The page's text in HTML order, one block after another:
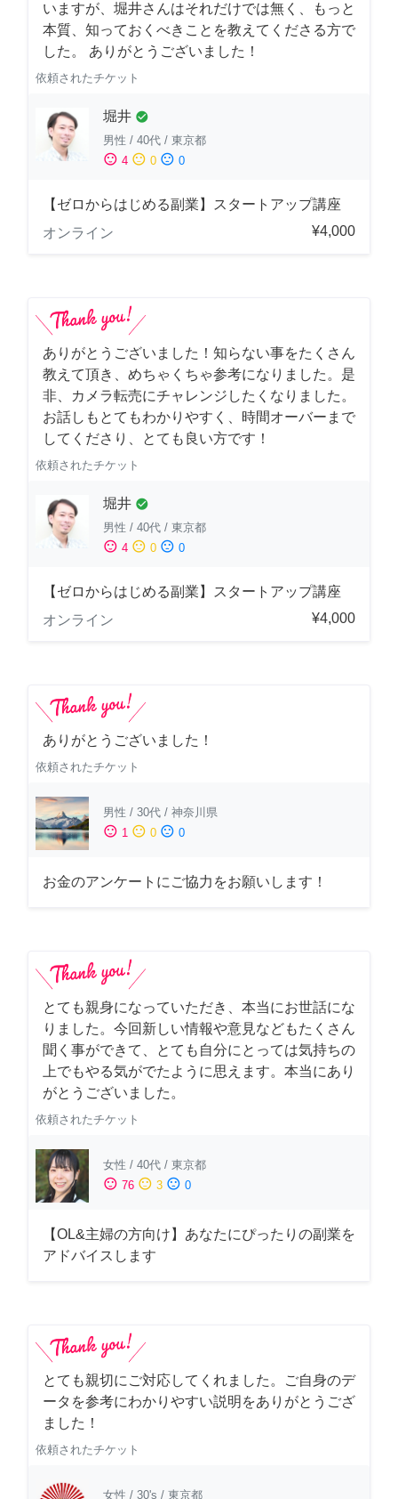
いますが、堀井さんはそれだけでは無く、もっと
本質、知っておくべきことを教えてくださる方で
した。 ありがとうございました！
依頼されたチケット
堀井 check_circle
男性 / 40代 / 東京都
sentiment_satisfied 4 sentiment_neutral 0 sentiment_dissatisfied 0
【ゼロからはじめる副業】スタートアップ講座
オンライン
¥4,000
ありがとうございました！知らない事をたくさん
教えて頂き、めちゃくちゃ参考になりました。是
非、カメラ転売にチャレンジしたくなりました。
お話しもとてもわかりやすく、時間オーバーまで
してくださり、とても良い方です！
依頼されたチケット
堀井 check_circle
男性 / 40代 / 東京都
sentiment_satisfied 4 sentiment_neutral 0 sentiment_dissatisfied 0
【ゼロからはじめる副業】スタートアップ講座
オンライン
¥4,000
ありがとうございました！
依頼されたチケット
男性 / 30代 / 神奈川県
sentiment_satisfied 1 sentiment_neutral 0 sentiment_dissatisfied 0
お金のアンケートにご協力をお願いします！
とても親身になっていただき、本当にお世話にな
りました。今回新しい情報や意見などもたくさん
聞く事ができて、とても自分にとっては気持ちの
上でもやる気がでたように思えます。本当にあり
がとうございました。
依頼されたチケット
女性 / 40代 / 東京都
sentiment_satisfied 76 sentiment_neutral 3 sentiment_dissatisfied 0
【OL&主婦の方向け】あなたにぴったりの副業を
アドバイスします
とても親切にご対応してくれました。ご自身のデ
ータを参考にわかりやすい説明をありがとうござ
ました！
依頼されたチケット
女性 / 30's / 東京都